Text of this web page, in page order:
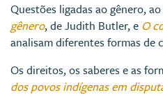
Questões ligadas ao gênero,
gênero, de Judith Butler, e O
analisam diferentes formas de
Os direitos, os saberes e as
dos povos indígenas em